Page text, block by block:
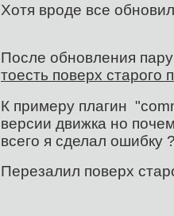
Хотя вроде все
После обновления
тоесть поверх старого
К примеру плагин
версии движка но
всего я сделал ошибку
Перезалил поверх